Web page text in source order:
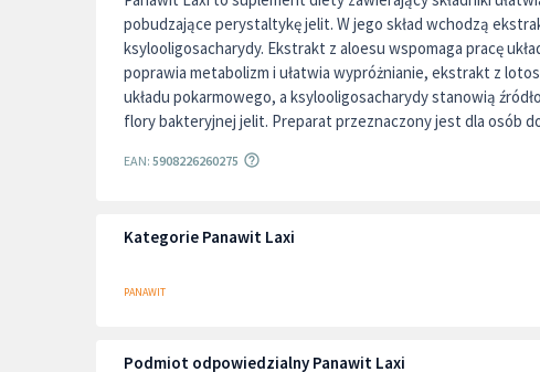
pobudzające perystaltykę jelit. W jego skład wchodzą
ksylooligosacharydy. Ekstrakt z aloesu wspomaga pracę
poprawia metabolizm i ułatwia wypróżnianie, ekstrakt z
układu pokarmowego, a ksylooligosacharydy stanowią
flory bakteryjnej jelit. Preparat przeznaczony jest dla osób
EAN: 5908226260275
Kategorie Panawit Laxi
PANAWIT
Podmiot odpowiedzialny Panawit Laxi